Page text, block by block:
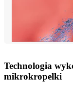
Technologia
mikrokropelki